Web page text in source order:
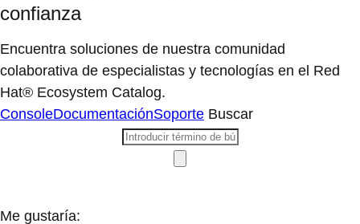
confianza
Encuentra soluciones de nuestra comunidad
colaborativa de especialistas y tecnologías en el Red
Hat® Ecosystem Catalog.
ConsoleDocumentaciónSoporte Buscar
Me gustaría: